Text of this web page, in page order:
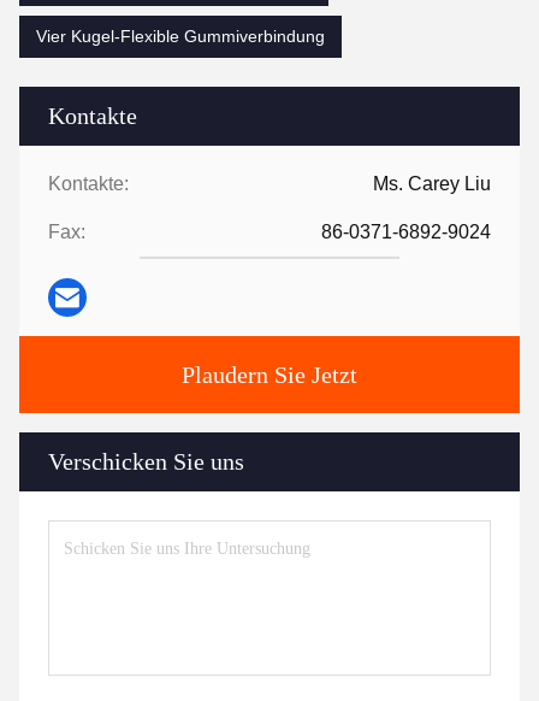
Kontakte
Kontakte: Ms. Carey Liu
Fax: 86-0371-6892-9024
Plaudern Sie Jetzt
Verschicken Sie uns
Vier Kugel-Flexible Gummiverbindung